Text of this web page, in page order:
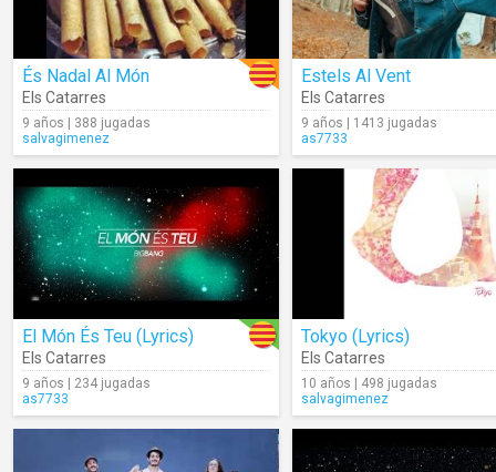
És Nadal Al Món
Els Catarres
9 años | 388 jugadas
salvagimenez
Estels Al Vent
Els Catarres
9 años | 1413 jugadas
as7733
El Món És Teu (Lyrics)
Els Catarres
9 años | 234 jugadas
as7733
Tokyo (Lyrics)
Els Catarres
10 años | 498 jugadas
salvagimenez